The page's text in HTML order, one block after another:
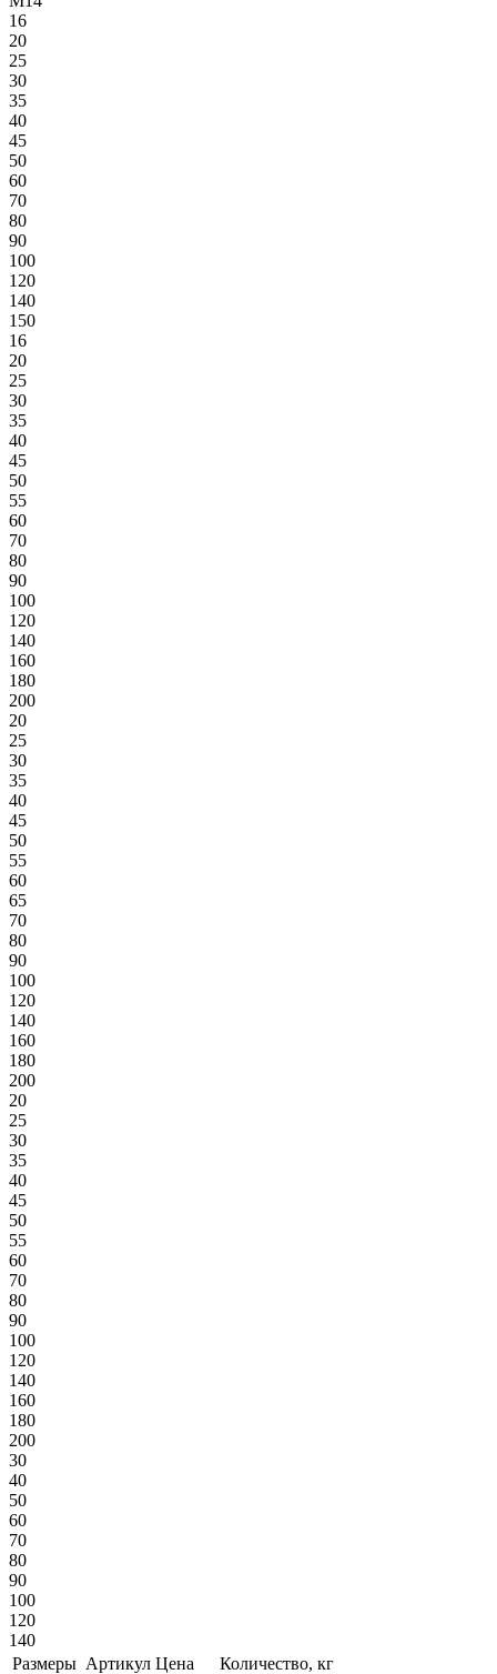
16
20
25
30
35
40
45
50
60
70
80
90
100
120
140
150
16
20
25
30
35
40
45
50
55
60
70
80
90
100
120
140
160
180
200
20
25
30
35
40
45
50
55
60
65
70
80
90
100
120
140
160
180
200
20
25
30
35
40
45
50
55
60
70
80
90
100
120
140
160
180
200
30
40
50
60
70
80
90
100
120
140
Размеры Артикул Цена Количество, кг